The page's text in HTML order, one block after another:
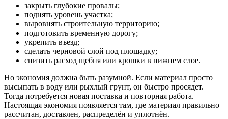
закрыть глубокие провалы;
поднять уровень участка;
выровнять строительную территорию;
подготовить временную дорогу;
укрепить въезд;
сделать черновой слой под площадку;
снизить расход щебня или крошки в нижнем слое.
Но экономия должна быть разумной. Если материал просто
высыпать в воду или рыхлый грунт, он быстро просядет.
Тогда потребуется новая поставка и повторная работа.
Настоящая экономия появляется там, где материал правильно
рассчитан, доставлен, распределён и уплотнён.